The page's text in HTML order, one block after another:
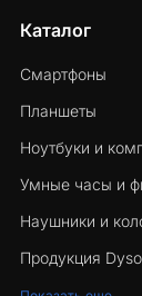
Каталог
Смартфоны
Планшеты
Ноутбуки и
Умные часы и
Наушники и
Продукция